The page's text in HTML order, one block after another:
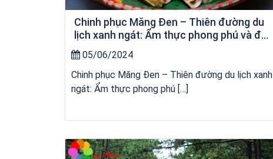
Chinh phục Măng Đen – Thiên đường du
lịch xanh ngát: Ẩm thực phong phú và đa
dạng
05/06/2024
Chinh phục Măng Đen – Thiên đường du lịch xanh
ngát: Ẩm thực phong phú […]
Tour Đảo Lý Sơn